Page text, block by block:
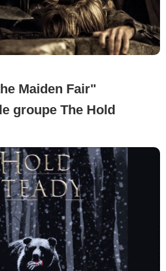
Maiden Fair"
groupe The Hold